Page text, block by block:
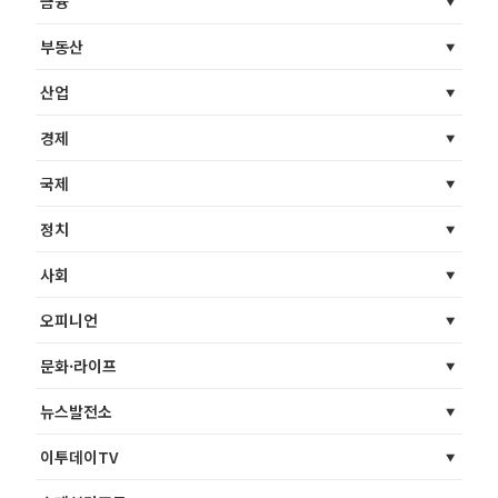
부동산
산업
경제
국제
정치
사회
오피니언
문화·라이프
뉴스발전소
이투데이TV